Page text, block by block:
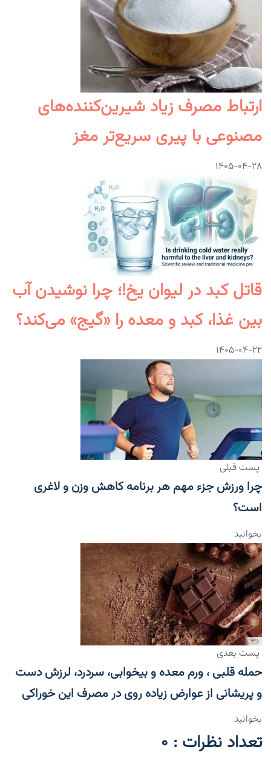
ارتباط مصرف زیاد شیرین‌کننده‌های
مصنوعی با پیری سریع‌تر مغز
۱۴۰۵-۰۴-۲۸
قاتل کبد در لیوان یخ!؛ چرا نوشیدن آب
بین غذا، کبد و معده را «گیج» می‌کند؟
۱۴۰۵-۰۴-۲۲
پست قبلی
چرا ورزش جزء مهم هر برنامه کاهش وزن و لاغری
است؟
بخوانید
پست بعدی
حمله قلبی ، ورم معده و بیخوابی، سردرد، لرزش دست
و پریشانی از عوارض زیاده روی در مصرف این خوراکی
بخوانید
تعداد نظرات : 0